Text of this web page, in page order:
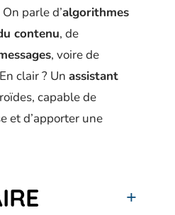
parle d’algorithmes
contenu, de
, voire de
clair ? Un assistant
capable de
et d’apporter une